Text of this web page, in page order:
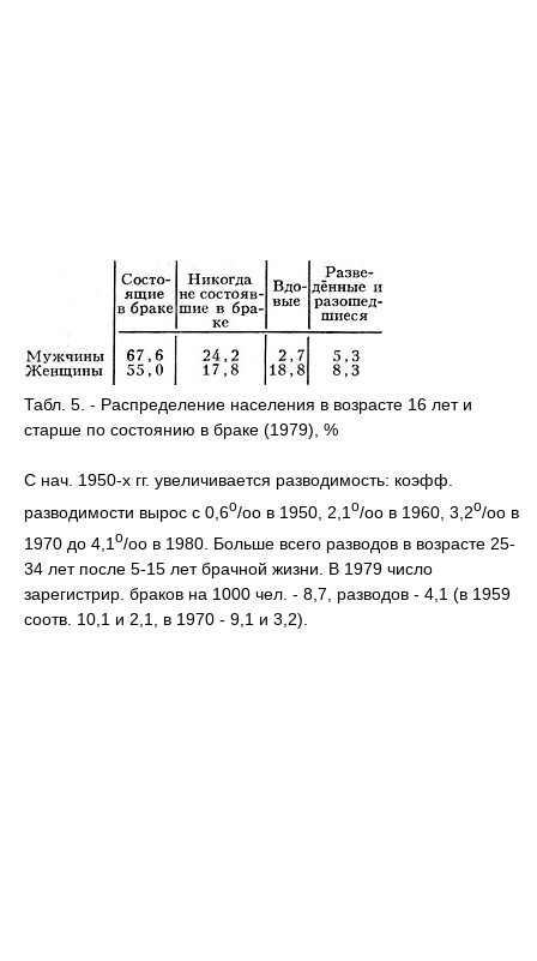
Табл. 5. - Распределение населения в возрасте 16 лет и
старше по состоянию в браке (1979), %
С нач. 1950-х гг. увеличивается разводимость: коэфф.
разводимости вырос с 0,6o/oо в 1950, 2,1 o/оо в 1960, 3,2o/оо в
1970 до 4,1 o/оо в 1980. Больше всего разводов в возрасте 25-
34 лет после 5-15 лет брачной жизни. В 1979 число
зарегистрир. браков на 1000 чел. - 8,7, разводов - 4,1 (в 1959
соотв. 10,1 и 2,1, в 1970 - 9,1 и 3,2).